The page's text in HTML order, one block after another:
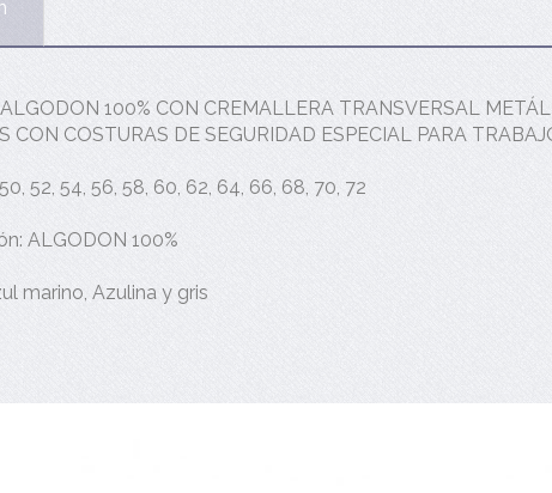
100% CON CREMALLERA TRANSVERSAL
CON COSTURAS DE SEGURIDAD ESPECIAL PARA
52, 54, 56, 58, 60, 62, 64, 66, 68, 70, 72
ALGODON 100%
marino, Azulina y gris